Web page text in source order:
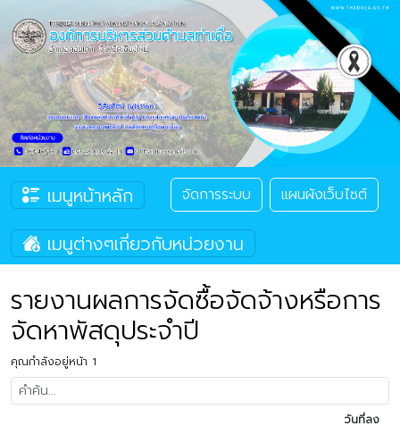
เมนูหน้าหลัก จัดการระบบ แผนผังเว็บไซต์
เมนูต่างๆเกี่ยวกับหน่วยงาน
รายงานผลการจัดซื้อจัดจ้างหรือการ
จัดหาพัสดุประจำปี
คุณกำลังอยู่หน้า 1
วันที่ลง